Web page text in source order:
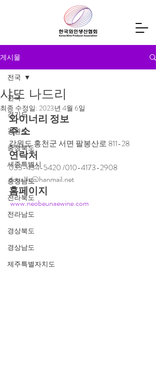
게시물
전국
경기도
강원도
충청북도
세종특별시
충청남도
전라북도
전라남도
경상북도
경상남도
제주특별자치도
전국
샤또 나드리
최종 수정일: 2023년 4월 6일
와이너리 정보
강원도 홍천군 서면 팔봉산로 811-28
연락처
033-434-5420 /010-4173-2908
dooallls@hanmail.net
홈페이지
www.neobeunaewine.com